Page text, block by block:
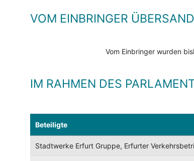
VOM EINBRINGER
Vom Einbringer wurden
IM RAHMEN DES
Beteiligte
Stadtwerke Erfurt Gruppe, Erfurter